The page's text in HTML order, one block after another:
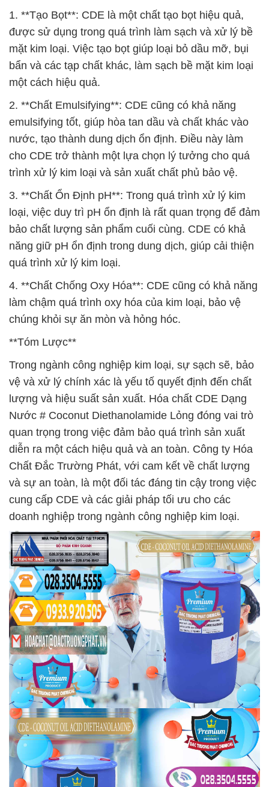
1. **Tạo Bọt**: CDE là một chất tạo bọt hiệu quả,
được sử dụng trong quá trình làm sạch và xử lý bề
mặt kim loại. Việc tạo bọt giúp loại bỏ dầu mỡ, bụi
bẩn và các tạp chất khác, làm sạch bề mặt kim loại
một cách hiệu quả.
2. **Chất Emulsifying**: CDE cũng có khả năng
emulsifying tốt, giúp hòa tan dầu và chất khác vào
nước, tạo thành dung dịch ổn định. Điều này làm
cho CDE trở thành một lựa chọn lý tưởng cho quá
trình xử lý kim loại và sản xuất chất phủ bảo vệ.
3. **Chất Ổn Định pH**: Trong quá trình xử lý kim
loại, việc duy trì pH ổn định là rất quan trọng để đảm
bảo chất lượng sản phẩm cuối cùng. CDE có khả
năng giữ pH ổn định trong dung dịch, giúp cải thiện
quá trình xử lý kim loại.
4. **Chất Chống Oxy Hóa**: CDE cũng có khả năng
làm chậm quá trình oxy hóa của kim loại, bảo vệ
chúng khỏi sự ăn mòn và hỏng hóc.
**Tóm Lược**
Trong ngành công nghiệp kim loại, sự sạch sẽ, bảo
vệ và xử lý chính xác là yếu tố quyết định đến chất
lượng và hiệu suất sản xuất. Hóa chất CDE Dạng
Nước # Coconut Diethanolamide Lỏng đóng vai trò
quan trọng trong việc đảm bảo quá trình sản xuất
diễn ra một cách hiệu quả và an toàn. Công ty Hóa
Chất Đắc Trường Phát, với cam kết về chất lượng
và sự an toàn, là một đối tác đáng tin cậy trong việc
cung cấp CDE và các giải pháp tối ưu cho các
doanh nghiệp trong ngành công nghiệp kim loại.